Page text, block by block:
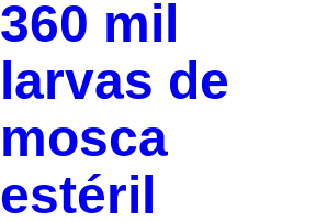
360 mil
larvas de
mosca
estéril